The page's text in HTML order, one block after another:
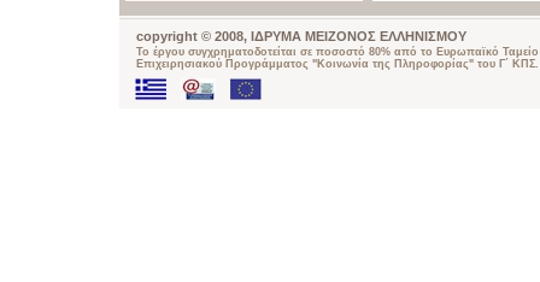
copyright © 2008, ΙΔΡΥΜΑ ΜΕΙΖΟΝΟΣ ΕΛΛΗΝΙΣΜΟΥ
Το έργου συγχρηματοδοτείται σε ποσοστό 80% από το Ευρωπαϊκό
Επιχειρησιακού Προγράμματος "Κοινωνία της Πληροφορίας" του Γ΄ ΚΠΣ.